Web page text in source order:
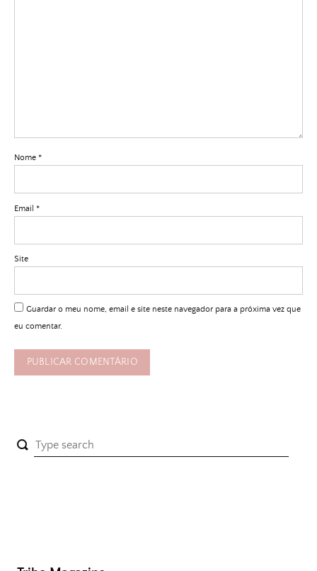
Nome *
Email *
Site
Guardar o meu nome, email e site neste navegador para a próxima vez que
eu comentar.